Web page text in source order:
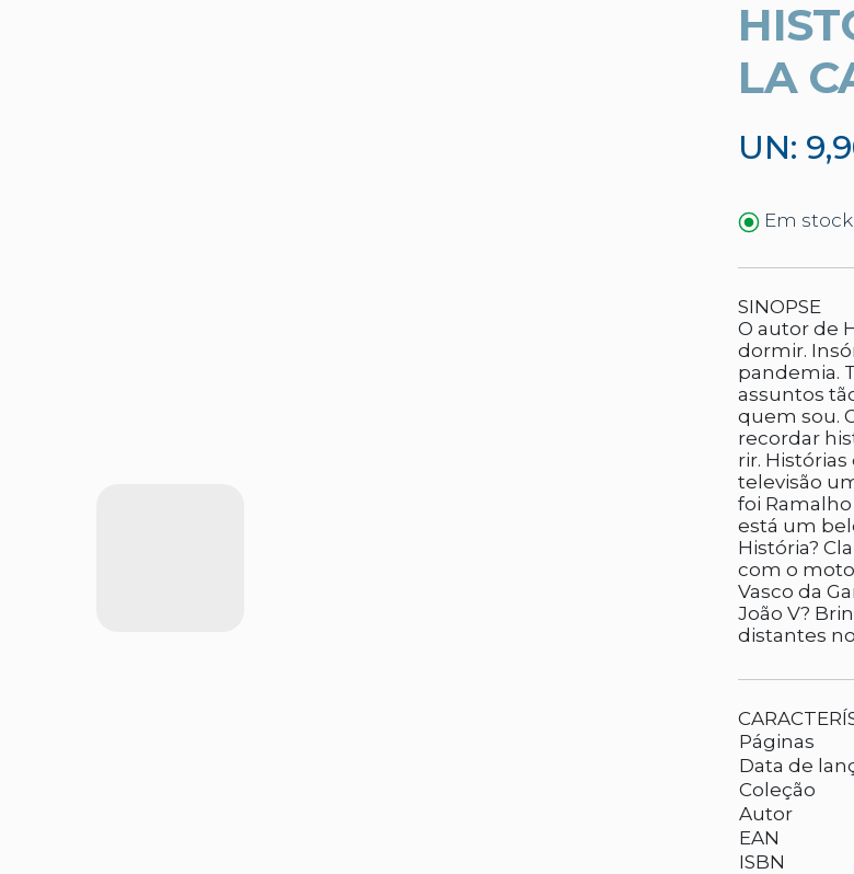
LA
UN:
Em stock
SINOPSE
O autor de
dormir.
pandemia.
assuntos
quem sou.
recordar
rir.
televisão
foi Ramalho
está um
História?
com o
Vasco da
João V?
distantes
Páginas
Data de
Coleção
Autor
EAN
ISBN